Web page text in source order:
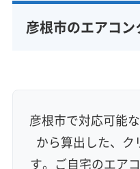
彦根市のエアコ
彦根市で対応可能
から算出した、
す。ご自宅のエア